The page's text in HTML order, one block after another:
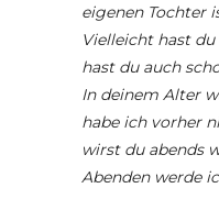
eigenen Tochter
Vielleicht hast
hast du auch
In deinem Alter
habe ich vorher
wirst du abends
Abenden werde